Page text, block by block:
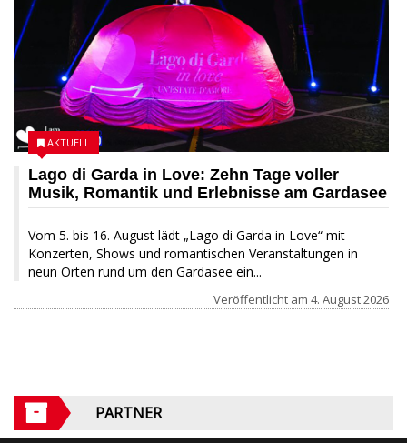
Lago di Garda in Love: Zehn Tage voller
Musik, Romantik und Erlebnisse am Gardasee
Vom 5. bis 16. August lädt „Lago di Garda in Love“ mit
Konzerten, Shows und romantischen Veranstaltungen in
neun Orten rund um den Gardasee ein...
AKTUELL
Veröffentlicht am 4. August 2026
PARTNER